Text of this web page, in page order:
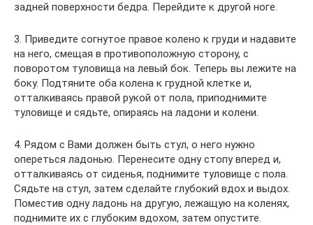
задней поверхности бедра. Перейдите к другой ноге.
3. Приведите согнутое правое колено к груди и надавите
на него, смещая в противоположную сторону, с
поворотом туловища на левый бок. Теперь вы лежите на
боку. Подтяните оба колена к грудной клетке и,
отталкиваясь правой рукой от пола, приподнимите
туловище и сядьте, опираясь на ладони и колени.
4. Рядом с Вами должен быть стул, о него нужно
опереться ладонью. Перенесите одну стопу вперед и,
отталкиваясь от сиденья, поднимите туловище с пола.
Сядьте на стул, затем сделайте глубокий вдох и выдох.
Поместив одну ладонь на другую, лежащую на коленях,
поднимите их с глубоким вдохом, затем опустите.